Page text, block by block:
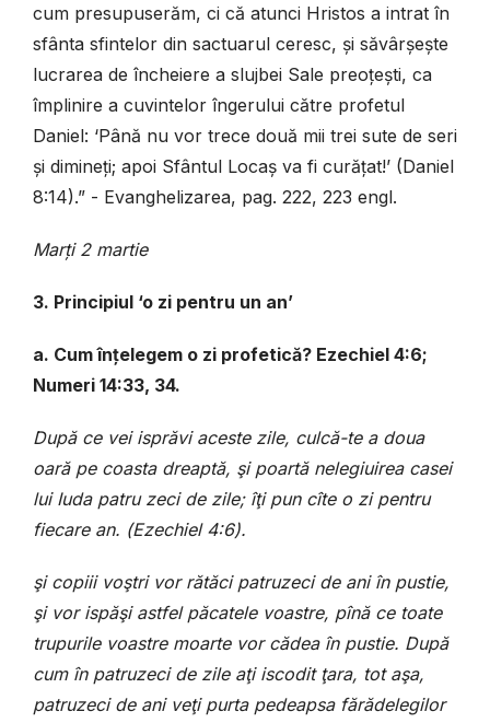
cum presupuserăm, ci că atunci Hristos a intrat în
sfânta sfintelor din sactuarul ceresc, și săvârșește
lucrarea de încheiere a slujbei Sale preoțești, ca
împlinire a cuvintelor îngerului către profetul
Daniel: ‘Până nu vor trece două mii trei sute de seri
și dimineți; apoi Sfântul Locaș va fi curățat!’ (Daniel
8:14).” - Evanghelizarea, pag. 222, 223 engl.
Marți 2 martie
3. Principiul ‘o zi pentru un an’
a. Cum înțelegem o zi profetică? Ezechiel 4:6;
Numeri 14:33, 34.
După ce vei isprăvi aceste zile, culcă-te a doua
oară pe coasta dreaptă, şi poartă nelegiuirea casei
lui Iuda patru zeci de zile; îţi pun cîte o zi pentru
fiecare an. (Ezechiel 4:6).
şi copiii voştri vor rătăci patruzeci de aniîn pustie,
şi vor ispăşi astfel păcatele voastre, pînă ce toate
trupurile voastre moarte vor cădeaîn pustie. După
cumîn patruzeci de zile aţi iscoditţara, tot aşa,
patruzeci de ani veţi purta pedeapsa fărădelegilor